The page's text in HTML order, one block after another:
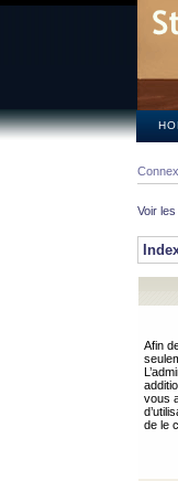
Voir
Afin
vous
de le